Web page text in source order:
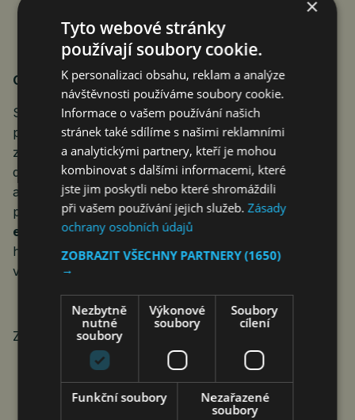
ochromuje svaly v celém těle. Jóga a fyzioterapie
pomáhají pacientům lépe zvládat bolest, ztuhlost
a dýchací potíže.
O společnosti epet
Společnostepet je dodavatelem elektřiny a zemního
plynu od roku 2005. V roce 2021 se podepet
začlenila společnost Dobrá Energie s.r.o., a z hlediska
dodaného objemu energií tak vznikl největší
alternativní dodavatel, který zajišťuje plyn a elektřinu
pro více než 180 tisíc odběrných míst. Společnost
epet
je součástí Energetického a průmyslového
holdingu, silné energetické společnosti, jejímž
většinovým vlastníkem je Daniel Křetínský.
Zdroj: epet
×
Tyto webové stránky
používají soubory cookie.
K personalizaci obsahu, reklam a analýze
návštěvnosti používáme soubory cookie.
Informace o vašem používání našich
stránek také sdílíme s našimi reklamními
a analytickými partnery, kteří je mohou
kombinovat s dalšími informacemi, které
jste jim poskytli nebo které shromáždili
při vašem používání jejich služeb.Zásady
ochrany osobních údajů
ZOBRAZIT VŠECHNY PARTNERY(1650)
→
Nezbytně
nutné
soubory
Výkonové
soubory
Soubory
cílení
Funkční soubory
Nezařazené
soubory